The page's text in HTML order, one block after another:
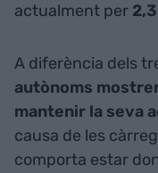
actualment per
A diferència dels
autònoms
mantenir la seva
causa de les
comporta estar